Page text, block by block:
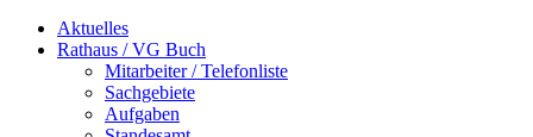
Aktuelles
Rathaus / VG Buch
Mitarbeiter / Telefonliste
Sachgebiete
Aufgaben